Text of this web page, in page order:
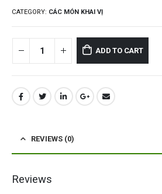
CATEGORY: CÁC MÓN KHAI VỊ
ADD TO CART
REVIEWS (0)
Reviews